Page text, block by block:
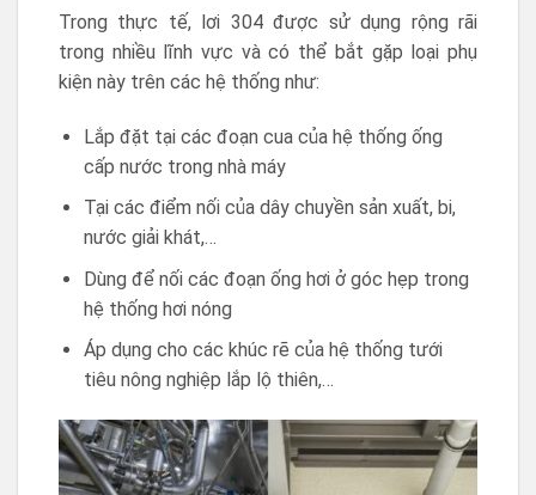
Trong thực tế, lơi 304 được sử dụng rộng rãi
trong nhiều lĩnh vực và có thể bắt gặp loại phụ
kiện này trên các hệ thống như:
Lắp đặt tại các đoạn cua của hệ thống ống
cấp nước trong nhà máy
Tại các điểm nối của dây chuyền sản xuất, bi,
nước giải khát,…
Dùng để nối các đoạn ống hơi ở góc hẹp trong
hệ thống hơi nóng
Áp dụng cho các khúc rẽ của hệ thống tưới
tiêu nông nghiệp lắp lộ thiên,…